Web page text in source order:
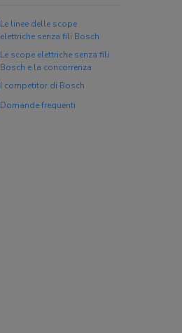
Le linee delle scope
elettriche senza fili Bosch
Le scope elettriche senza fili
Bosch e la concorrenza
I competitor di Bosch
Domande frequenti